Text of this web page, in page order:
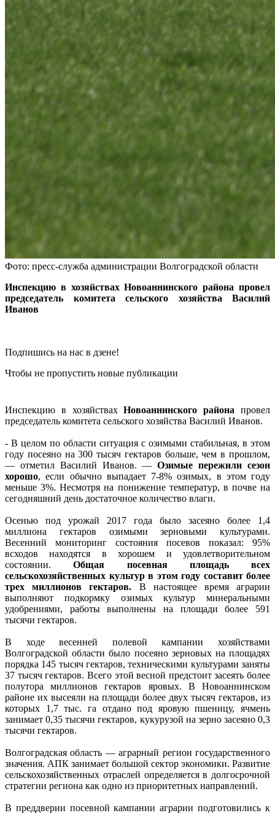
Фото: пресс-служба администрации Волгоградской области
Инспекцию в хозяйствах Новоаннинского района провел
председатель комитета сельского хозяйства Василий
Иванов
Подпишись на нас в дзене!
Чтобы не пропустить новые публикации
Инспекцию в хозяйствахНовоаннинского района провел
председатель комитета сельского хозяйства Василий Иванов.
- В целом по области ситуация с озимыми стабильная, в этом
году посеяно на 300 тысяч гектаров больше, чем в прошлом,
— отметил Василий Иванов. —Озимые пережили сезон
хорошо, если обычно выпадает 7-8% озимых, в этом году
меньше 3%. Несмотря на понижение температур, в почве на
сегодняшний день достаточное количество влаги.
Осенью под урожай 2017 года было засеяно более 1,4
миллиона гектаров озимыми зерновыми культурами.
Весенний мониторинг состояния посевов показал: 95%
всходов находятся в хорошем и удовлетворительном
состоянии.Общая посевная площадь всех
сельскохозяйственных культур в этом году составит более
трех миллионов гектаров. В настоящее время аграрии
выполняют подкормку озимых культур минеральными
удобрениями, работы выполнены на площади более 591
тысячи гектаров.
В ходе весенней полевой кампании хозяйствами
Волгоградской области было посеяно зерновых на площадях
порядка 145 тысяч гектаров, техническими культурами заняты
37 тысяч гектаров. Всего этой весной предстоит засеять более
полутора миллионов гектаров яровых. В Новоаннинском
районе их высеяли на площади более двух тысяч гектаров, из
которых 1,7 тыс. га отдано под яровую пшеницу, ячмень
занимает 0,35 тысячи гектаров, кукурузой на зерно засеяно 0,3
тысячи гектаров.
Волгоградская область — аграрный регион государственного
значения. АПК занимает большой сектор экономики. Развитие
сельскохозяйственных отраслей определяется в долгосрочной
стратегии региона как одно из приоритетных направлений.
В преддверии посевной кампании аграрии подготовились к